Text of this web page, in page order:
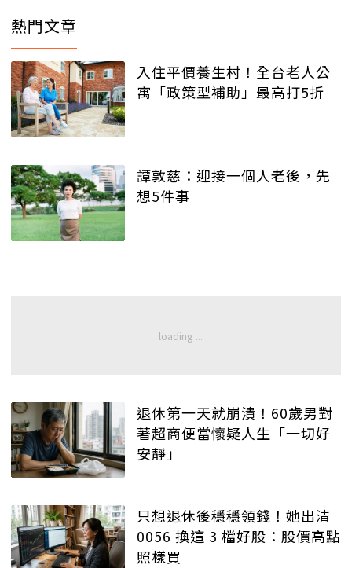
熱門文章
入住平價養生村！全台老人公
寓「政策型補助」最高打5折
譚敦慈：迎接一個人老後，先
想5件事
退休第一天就崩潰！60歲男對
著超商便當懷疑人生「一切好
安靜」
只想退休後穩穩領錢！她出清
0056 換這 3 檔好股：股價高點
照樣買